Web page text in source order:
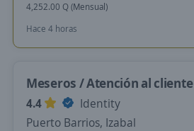
4,252.00 Q (Mensual)
Hace 4 horas
Meseros / Atención al cliente
4.4
Identity
Puerto Barrios, Izabal